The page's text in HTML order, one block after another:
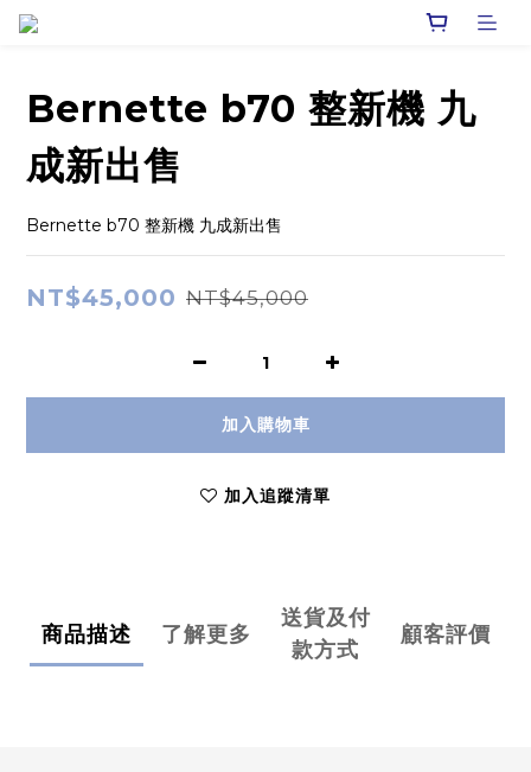
Bernette b70 整新機 九
成新出售
Bernette b70 整新機 九成新出售
NT$45,000 NT$45,000
加入購物車
加入追蹤清單
商品描述 了解更多
送貨及付
款方式
顧客評價